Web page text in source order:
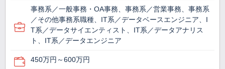
事務系／一般事務・OA事務、事務系／営業事務、事務系
／その他事務系職種、IT系／データベースエンジニア、I
T系／データサイエンティスト、IT系／データアナリス
ト、IT系／データエンジニア
450万円～600万円